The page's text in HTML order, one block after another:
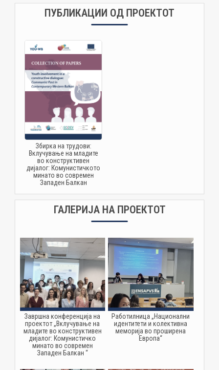
ПУБЛИКАЦИИ ОД ПРОЕКТОТ
Збирка на трудови:
Вклучување на младите
во конструктивен
дијалог: Комунистичкото
минато во современ
Западен Балкан
ГАЛЕРИЈА НА ПРОЕКТОТ
Завршна конференција на
проектот „Вклучување на
младите во конструктивен
дијалог: Комунистичко
минато во современ
Западен Балкан “
Работилница „Национални
идентитети и колективна
меморија во проширена
Европа“